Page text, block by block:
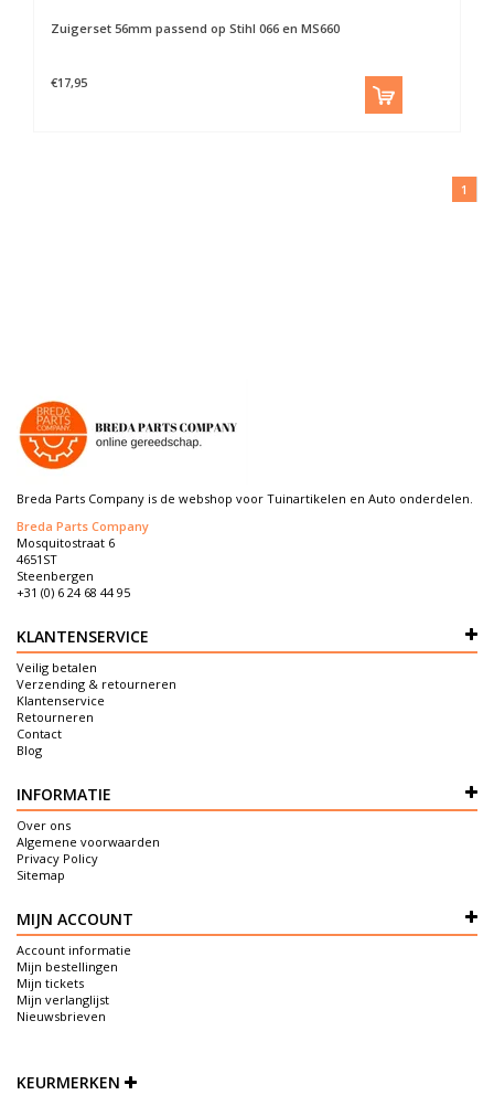
Zuigerset 56mm passend op Stihl 066 en MS660
€17,95
1
Breda Parts Company is de webshop voor Tuinartikelen en Auto onderdelen.
Breda Parts Company
Mosquitostraat 6
4651ST
Steenbergen
+31 (0) 6 24 68 44 95
KLANTENSERVICE
Veilig betalen
Verzending & retourneren
Klantenservice
Retourneren
Contact
Blog
INFORMATIE
Over ons
Algemene voorwaarden
Privacy Policy
Sitemap
MIJN ACCOUNT
Account informatie
Mijn bestellingen
Mijn tickets
Mijn verlanglijst
Nieuwsbrieven
KEURMERKEN